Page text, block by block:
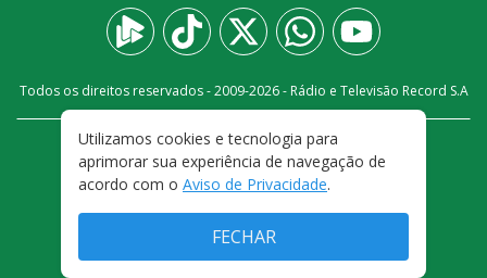
Todos os direitos reservados - 2009-2026- Rádio e Televisão Record S.A
FALE CONOSCO
PRIVACIDADE
TERMOS E CONDIÇÕES DE USO
Utilizamos cookies e tecnologia para
aprimorar sua experiência de navegação de
acordo com o Aviso de Privacidade.
FECHAR